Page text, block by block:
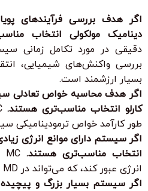
اگر هدف بررسی فرآیندهای
دینامیک مولکولی انتخاب
دقیقی در مورد تکامل زمانی
بررسی واکنش‌های شیمیایی،
بسیار ارزشمند است.
اگر هدف محاسبه خواص
کارلو انتخاب مناسب‌تری هستند.
طور کارآمد خواص ترمودینامیکی
اگر سیستم دارای موانع انرژی
انتخاب مناسب‌تری هستند.
انرژی عبور کند، که می‌تواند در MD مشکل‌ساز باشد.
اگر سیستم بسیار بزرگ و